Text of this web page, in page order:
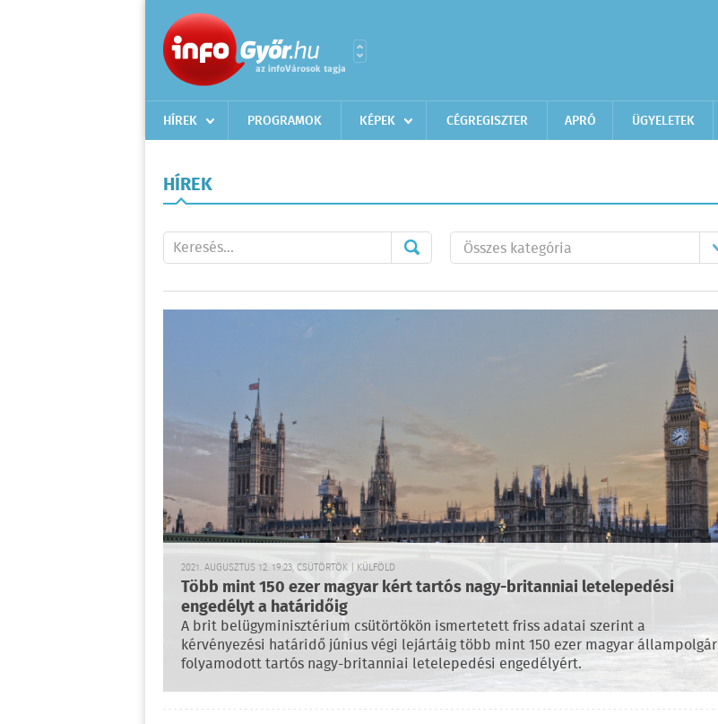
HÍREK PROGRAMOK KÉPEK CÉGREGISZTER APRÓ ÜGYELETEK
HÍREK
2021. AUGUSZTUS 12. 19:23, CSÜTÖRTÖK | KÜLFÖLD
Több mint 150 ezer magyar kért tartós nagy-britanniai letelepedési
engedélyt a határidőig
A brit belügyminisztérium csütörtökön ismertetett friss adatai szerint a
kérvényezési határidő június végi lejártáig több mint 150 ezer magyar állampolgár
folyamodott tartós nagy-britanniai letelepedési engedélyért.